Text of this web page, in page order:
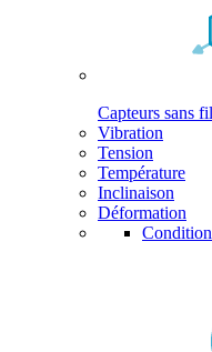
Capteurs sans
Vibration
Tension
Température
Inclinaison
Déformation